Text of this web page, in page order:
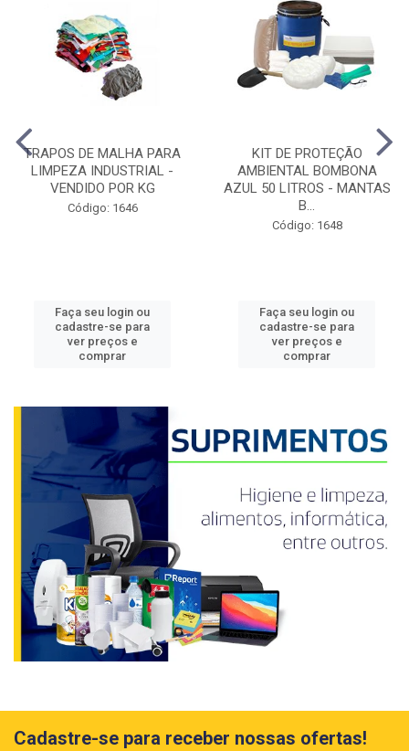
TRAPOS DE MALHA PARA
LIMPEZA INDUSTRIAL -
VENDIDO POR KG
Código: 1646
Faça seu login ou
cadastre-se para
ver preços e
comprar
KIT DE PROTEÇÃO
AMBIENTAL BOMBONA
AZUL 50 LITROS - MANTAS
B...
Código: 1648
Faça seu login ou
cadastre-se para
ver preços e
comprar
Cadastre-se para receber nossas ofertas!